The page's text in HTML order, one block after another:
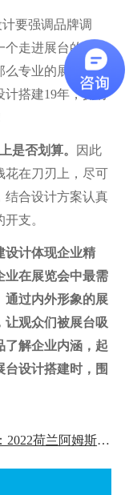
要强调品牌调
个走进展台的人都
专业的展台设计
计搭建19年，拥有
是否划算。 因此
花在刀刃上，尽可
结合设计方案认真
支。
设计体现企业精
业在展览会中最需
通过内外形象的展
让观众们被展台吸
了解企业内涵，起
设计搭建时，围
下一篇：2022荷兰阿姆斯特丹交通展览会案例赏析